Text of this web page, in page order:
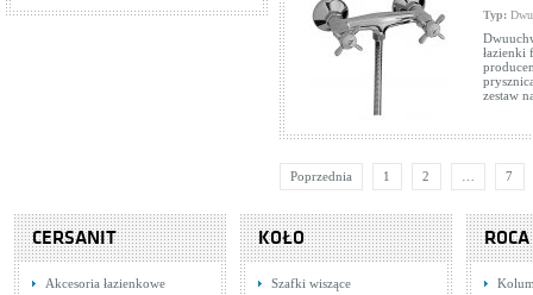
Typ:
łazienki
zestaw
Poprzednia 1 2 7
CERSANIT
Akcesoria łazienkowe
KOŁO
Szafki wiszące
ROCA